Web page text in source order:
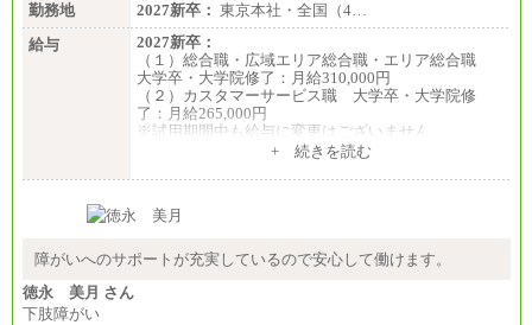
勤務地
2027新卒： 東京本社・全国（4…
給与
2027新卒：
（１）総合職・広域エリア総合職・エリア総合職
大学卒・大学院修了：月給310,000円
（２）カスタマーサービス職 大学卒・大学院修
了：月給265,000円
※試用期間中も給与に変更はございません
+ 続きを読む
障がいへのサポートが充実しているので安心して働けます。
徳永 美月 さん
下肢障がい